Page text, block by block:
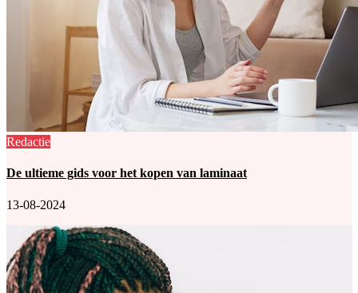
Redactie
De ultieme gids voor het kopen van laminaat
13-08-2024